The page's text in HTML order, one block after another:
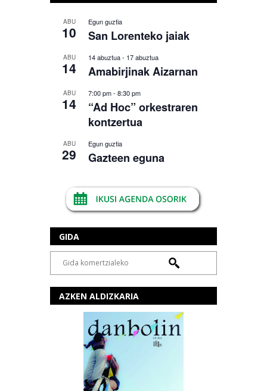
ABU
10
Egun guztia
San Lorenteko jaiak
ABU
14
14 abuztua- 17 abuztua
Amabirjinak Aizarnan
ABU
14
7:00 pm- 8:30 pm
“Ad Hoc” orkestraren
kontzertua
ABU
29
Egun guztia
Gazteen eguna
GIDA
AZKEN ALDIZKARIA